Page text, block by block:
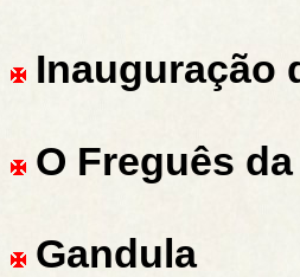
Inauguração
O Freguês
Gandula